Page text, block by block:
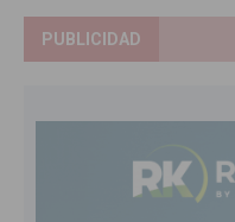
PUBLICIDAD